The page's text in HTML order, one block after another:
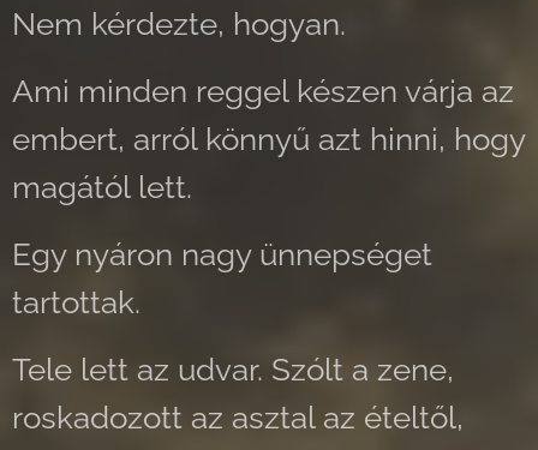
Nem kérdezte, hogyan.
Ami minden reggel készen várja az
embert, arról könnyű azt hinni, hogy
magától lett.
Egy nyáron nagy ünnepséget
tartottak.
Tele lett az udvar. Szólt a zene,
roskadozott az asztal az ételtől,